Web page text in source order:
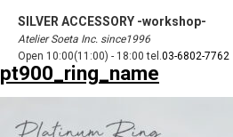
SILVER ACCESSORY -workshop-
Atelier Soeta Inc. since1996
Open 10:00(11:00) - 18:00 tel.03-6802-7762
pt900_ring_name